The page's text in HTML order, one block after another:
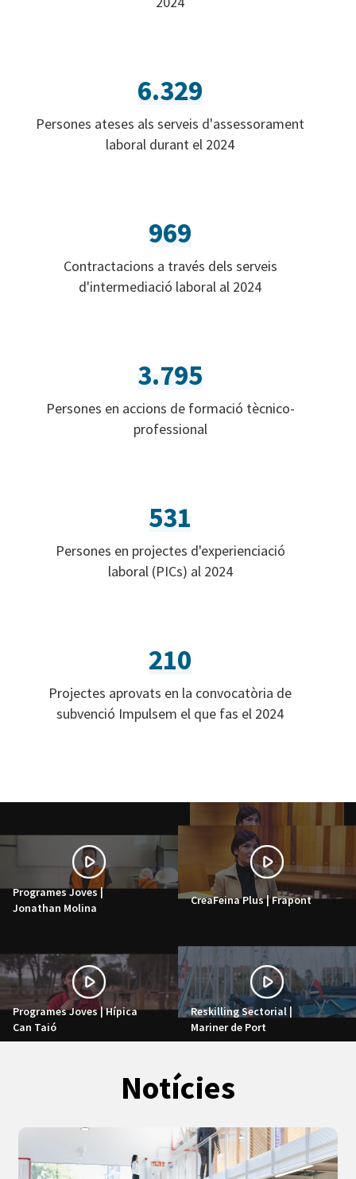
6.329
Persones ateses als serveis d'assessorament
laboral durant el 2024
969
Contractacions a través dels serveis
d'intermediació laboral al 2024
3.795
Persones en accions de formació tècnico-
professional
531
Persones en projectes d'experienciació
laboral (PICs) al 2024
210
Projectes aprovats en la convocatòria de
subvenció Impulsem el que fas el 2024
Programes Joves |
Jonathan Molina
CreaFeina Plus | Frapont
Programes Joves | Hípica
Can Taió
Reskilling Sectorial |
Mariner de Port
Notícies